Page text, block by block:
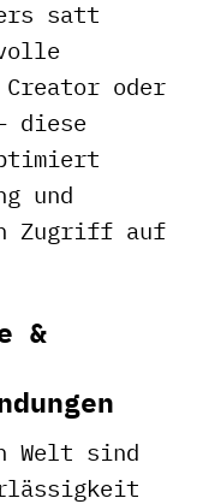
satt
Creator oder
diese
und
Zugriff auf
&
Welt sind